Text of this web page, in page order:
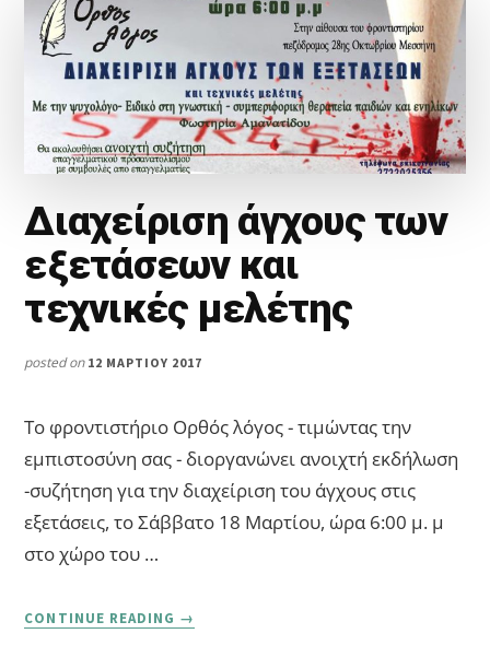
ΕΞΕΤΆΣΕΩΝ-
ΓΙΑ
ΓΟΝΕΊΣ
&
ΕΚΠΑΙΔΕΥΤΙΚΟΎΣ
Διαχείριση άγχους των
εξετάσεων και
τεχνικές μελέτης
posted on 12 ΜΑΡΤΊΟΥ 2017
Το φροντιστήριο Ορθός λόγος - τιμώντας την
εμπιστοσύνη σας - διοργανώνει ανοιχτή εκδήλωση
-συζήτηση για την διαχείριση του άγχους στις
εξετάσεις, το Σάββατο 18 Μαρτίου, ώρα 6:00 μ. μ
στο χώρο του …
CONTINUE READING
ABOUT
ΔΙΑΧΕΊΡΙΣΗ
→